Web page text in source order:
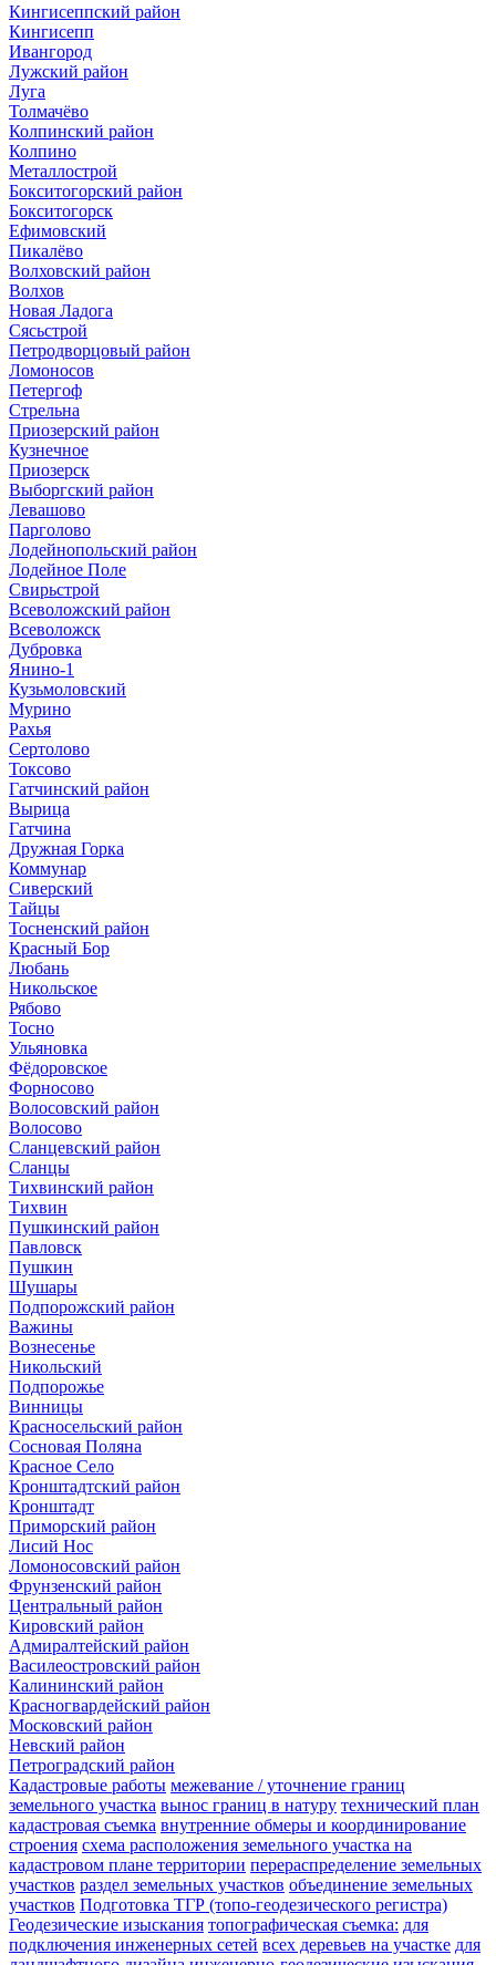
Кингисеппский район
Кингисепп
Ивангород
Лужский район
Луга
Толмачёво
Колпинский район
Колпино
Металлострой
Бокситогорский район
Бокситогорск
Ефимовский
Пикалёво
Волховский район
Волхов
Новая Ладога
Сясьстрой
Петродворцовый район
Ломоносов
Петергоф
Стрельна
Приозерский район
Кузнечное
Приозерск
Выборгский район
Левашово
Парголово
Лодейнопольский район
Лодейное Поле
Свирьстрой
Всеволожский район
Всеволожск
Дубровка
Янино-1
Кузьмоловский
Мурино
Рахья
Сертолово
Токсово
Гатчинский район
Вырица
Гатчина
Дружная Горка
Коммунар
Сиверский
Тайцы
Тосненский район
Красный Бор
Любань
Никольское
Рябово
Тосно
Ульяновка
Фёдоровское
Форносово
Волосовский район
Волосово
Сланцевский район
Сланцы
Тихвинский район
Тихвин
Пушкинский район
Павловск
Пушкин
Шушары
Подпорожский район
Важины
Вознесенье
Никольский
Подпорожье
Винницы
Красносельский район
Сосновая Поляна
Красное Село
Кронштадтский район
Кронштадт
Приморский район
Лисий Нос
Ломоносовский район
Фрунзенский район
Центральный район
Кировский район
Адмиралтейский район
Василеостровский район
Калининский район
Красногвардейский район
Московский район
Невский район
Петроградский район
Кадастровые работы межевание / уточнение границ
земельного участка вынос границ в натуру технический план
кадастровая съемка внутренние обмеры и координирование
строения схема расположения земельного участка на
кадастровом плане территории перераспределение земельных
участков раздел земельных участков объединение земельных
участков Подготовка ТГР (топо-геодезического регистра)
Геодезические изыскания топографическая съемка: для
подключения инженерных сетей всех деревьев на участке для